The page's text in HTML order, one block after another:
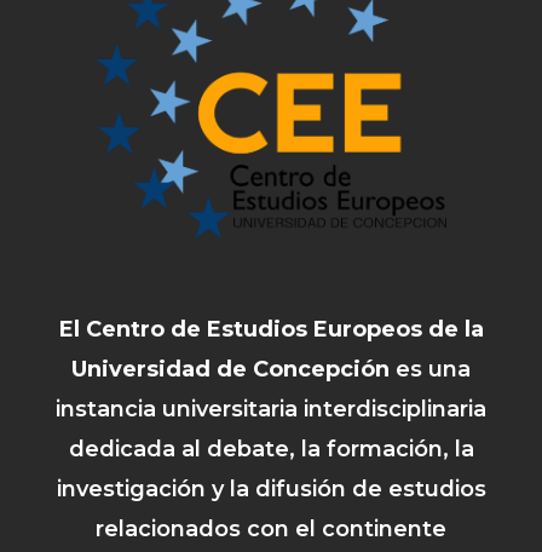
El Centro de Estudios Europeos de la
Universidad de Concepción es una
instancia universitaria interdisciplinaria
dedicada al debate, la formación, la
investigación y la difusión de estudios
relacionados con el continente